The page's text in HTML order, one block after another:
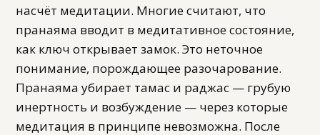
насчёт медитации. Многие считают, что
пранаяма вводит в медитативное состояние,
как ключ открывает замок. Это неточное
понимание, порождающее разочарование.
Пранаяма убирает тамас и раджас — грубую
инертность и возбуждение — через которые
медитация в принципе невозможна. После